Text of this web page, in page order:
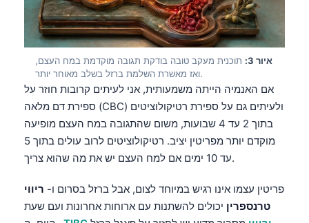
איור 3:
תוכנית מעקב טובה בודקת תגובה מוקדמת במח העצם,
ואז מאשרת השלמת ברזל בשלב מאוחר יותר.
אם האנמיה הייתה משמעותית, אני לעיתים קרובות חוזר על
ספירת דם מלאה (CBC) ולעיתים גם על ספירת רטיקולוציטים
בתוך 2 עד 4 שבועות, משום שהתגובה במח העצם מופיעה
מוקדם יותר מפריטין יציב. רטיקולוציטים לרוב עולים בתוך 5
עד 10 ימים אם למח העצם יש את מה שהוא צריך.
פריטין עצמו אינו רגיש במיוחד לצום, אבל ברזל בסרום ו- ריווי
טרנספרין יכולים להשתנות עם ארוחות אחרונות ועם שעת